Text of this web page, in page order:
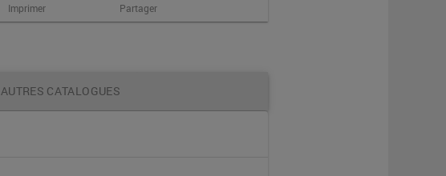
Imprimer Partager
AUTRES CATALOGUES